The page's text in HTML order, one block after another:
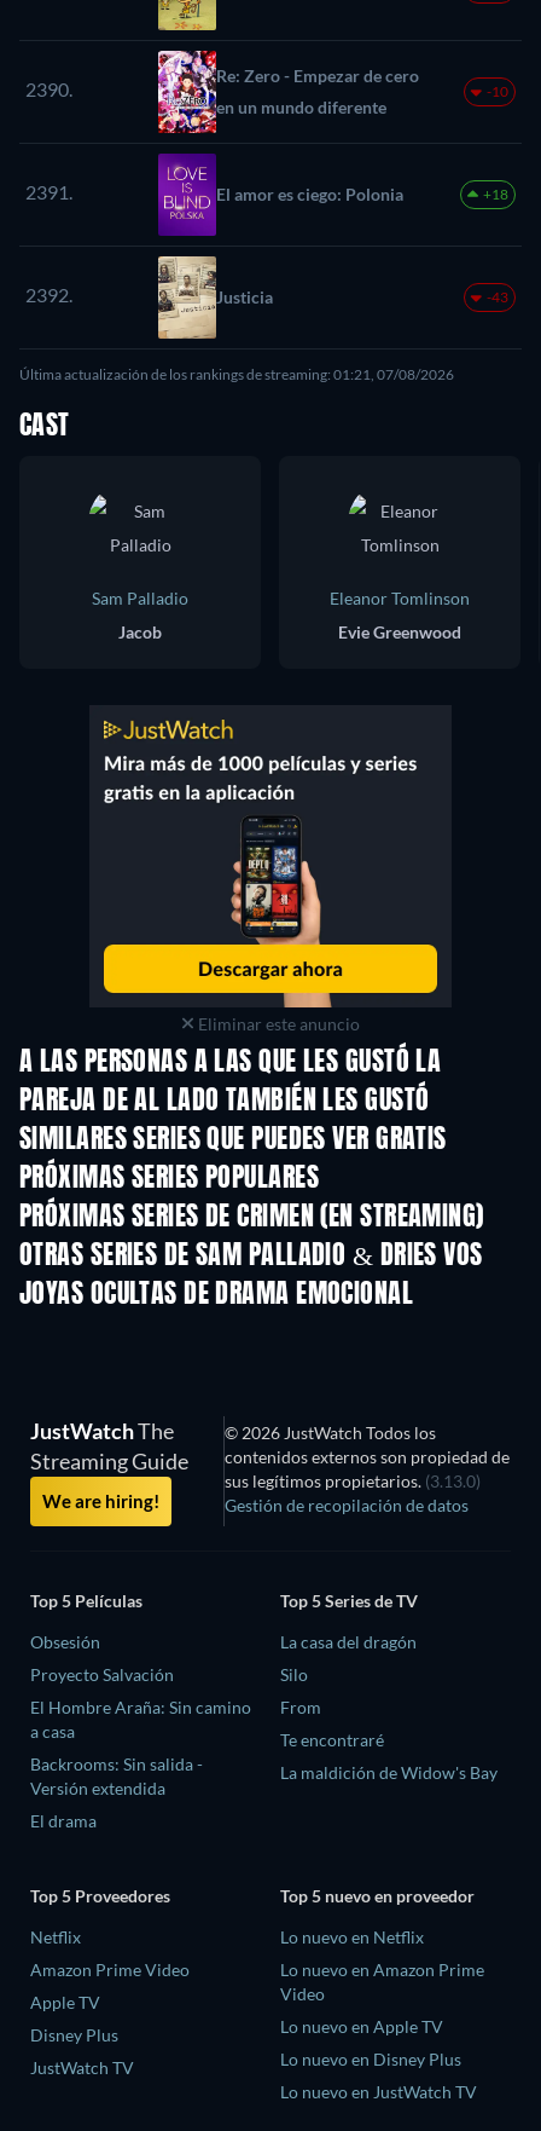
2390.
Re: Zero - Empezar de cero
en un mundo diferente
-10
2391. El amor es ciego: Polonia +18
2392. Justicia -43
Última actualización de los rankings de streaming: 01:21, 07/08/2026
CAST
Sam Palladio
Jacob
Eleanor Tomlinson
Evie Greenwood
Eliminar este anuncio
A LAS PERSONAS A LAS QUE LES GUSTÓ LA
PAREJA DE AL LADO TAMBIÉN LES GUSTÓ
TV TV
SIMILARES SERIES QUE PUEDES VER GRATIS
TV TV
PRÓXIMAS SERIES POPULARES
TV
PRÓXIMAS SERIES DE CRIMEN (EN STREAMING)
Temporada 6 Temporada 2
OTRAS SERIES DE SAM PALLADIO & DRIES VOS
TV
JOYAS OCULTAS DE DRAMA EMOCIONAL
JustWatchThe
Streaming Guide
We are hiring!
© 2026 JustWatch Todos los
contenidos externos son propiedad de
sus legítimos propietarios. (3.13.0)
Gestión de recopilación de datos
Top 5 Películas
Obsesión
Proyecto Salvación
El Hombre Araña: Sin camino
a casa
Backrooms: Sin salida -
Versión extendida
El drama
Top 5 Series de TV
La casa del dragón
Silo
From
Te encontraré
La maldición de Widow's Bay
Top 5 Proveedores
Netflix
Amazon Prime Video
Apple TV
Disney Plus
JustWatch TV
Top 5 nuevo en proveedor
Lo nuevo en Netflix
Lo nuevo en Amazon Prime
Video
Lo nuevo en Apple TV
Lo nuevo en Disney Plus
Lo nuevo en JustWatch TV